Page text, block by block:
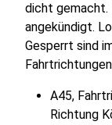
dicht gemacht.
angekündigt.
Gesperrt sind
A45,
Richtung